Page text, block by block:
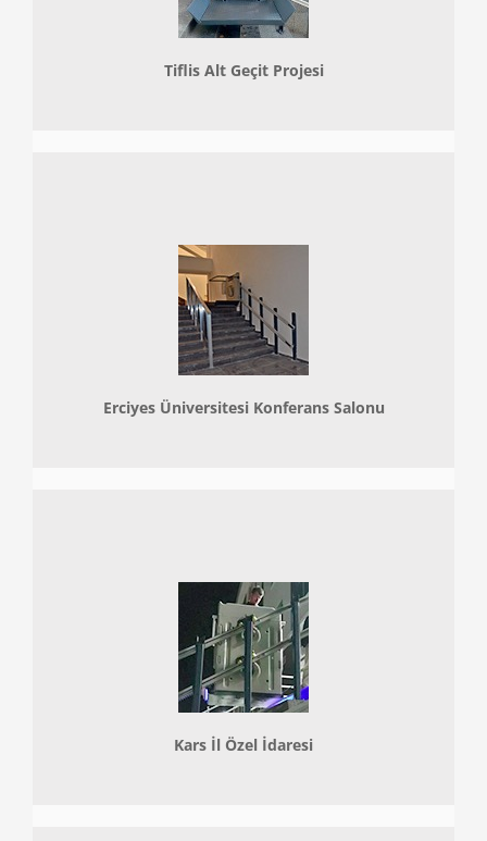
Tiflis Alt Geçit Projesi
Erciyes Üniversitesi Konferans Salonu
Kars İl Özel İdaresi